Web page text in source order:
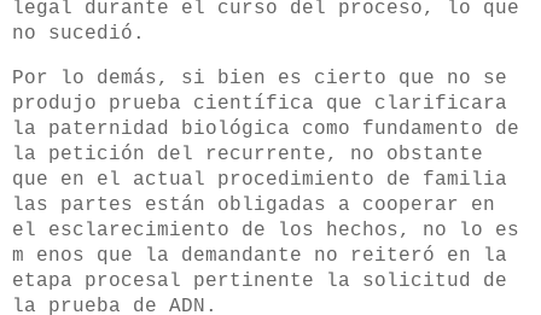
legal durante el curso del proceso, lo que
no sucedió.
Por lo demás, si bien es cierto que no se
produjo prueba científica que clarificara
la paternidad biológica como fundamento de
la petición del recurrente, no obstante
que en el actual procedimiento de familia
las partes están obligadas a cooperar en
el esclarecimiento de los hechos, no lo es
m enos que la demandante no reiteró en la
etapa procesal pertinente la solicitud de
la prueba de ADN.